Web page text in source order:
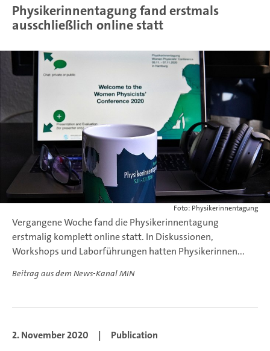
Physikerinnentagung fand erstmals
ausschließlich online statt
Foto: Physikerinnentagung
Vergangene Woche fand die Physikerinnentagung
erstmalig komplett online statt. In Diskussionen,
Workshops und Laborführungen hatten Physikerinnen...
Beitrag aus dem News-Kanal MIN
2. November 2020 | Publication